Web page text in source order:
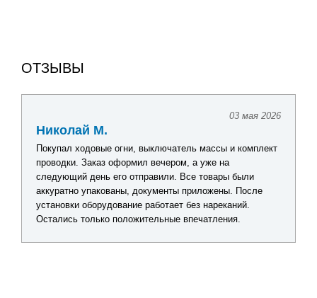
ОТЗЫВЫ
03 мая 2026
Николай М.
Покупал ходовые огни, выключатель массы и комплект
проводки. Заказ оформил вечером, а уже на
следующий день его отправили. Все товары были
аккуратно упакованы, документы приложены. После
установки оборудование работает без нареканий.
Остались только положительные впечатления.